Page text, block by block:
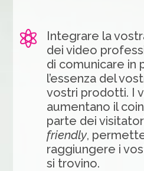

Integrare la
dei video
di comunicare in
l’essenza del
vostri prodotti. I
aumentano il
parte dei
friendly,
raggiungere i
si trovino.